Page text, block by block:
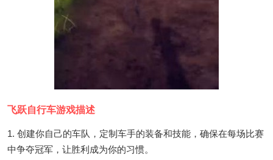
飞跃自行车游戏描述
1. 创建你自己的车队，定制车手的装备和技能，确保在每场比赛
中争夺冠军，让胜利成为你的习惯。